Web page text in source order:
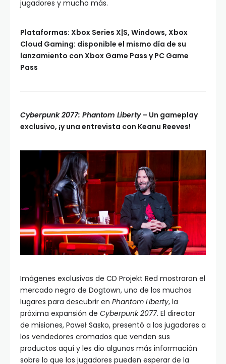
jugadores y mucho más.
Plataformas: Xbox Series X|S, Windows, Xbox
Cloud Gaming: disponible el mismo día de su
lanzamiento con Xbox Game Pass y PC Game
Pass
Cyberpunk 2077: Phantom Liberty– Un gameplay
exclusivo, ¡y una entrevista con Keanu Reeves!
Imágenes exclusivas de CD Projekt Red mostraron el
mercado negro de Dogtown, uno de los muchos
lugares para descubrir en Phantom Liberty, la
próxima expansión de Cyberpunk 2077. El director
de misiones, Paweł Sasko, presentó a los jugadores a
los vendedores cromados que venden sus
productos aquí y les dio algunos más información
sobre lo que los jugadores pueden esperar de la